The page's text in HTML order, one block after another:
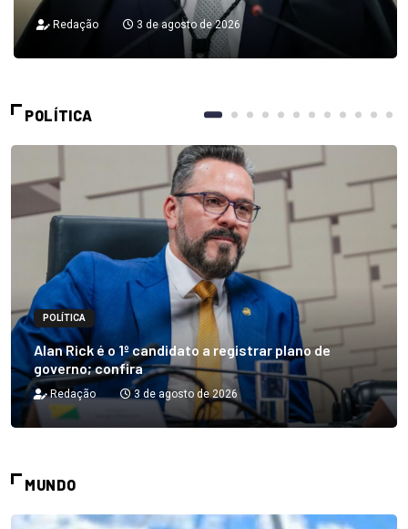
Redação 3 de agosto de 2026
POLÍTICA
POLÍTICA
Alan Rick é o 1º candidato a registrar plano de
governo; confira
Redação 3 de agosto de 2026
MUNDO